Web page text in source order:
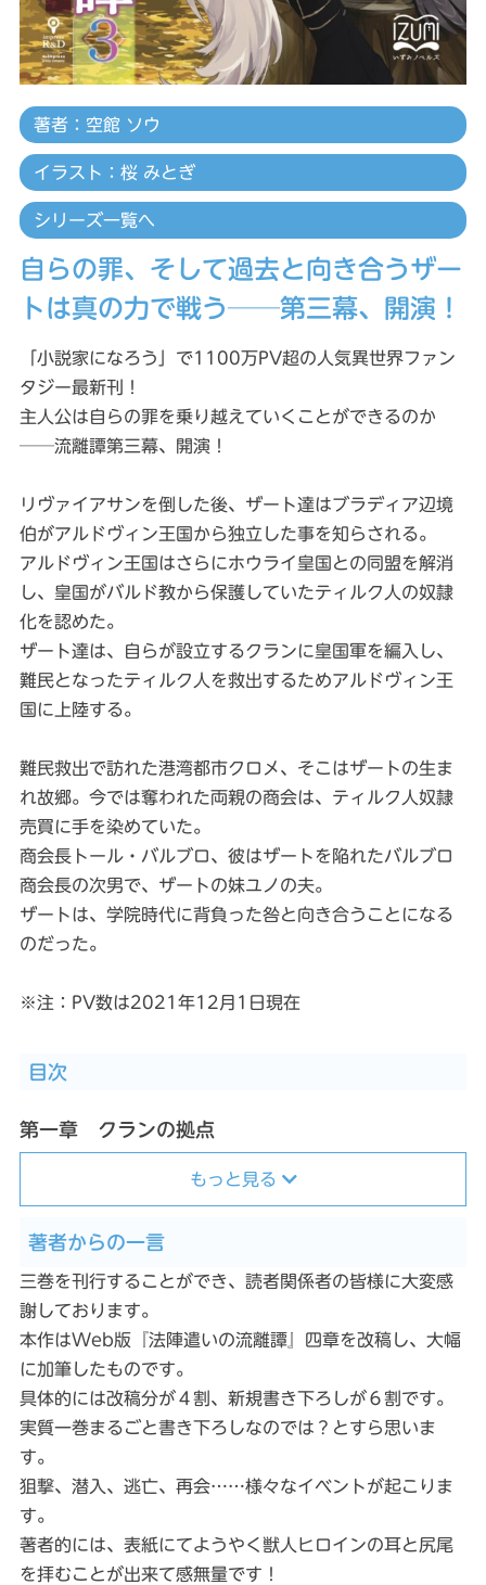
自らの罪、そして過去と向き合うザー
トは真の力で戦う──第三幕、開演！
「小説家になろう」で1100万PV超の人気異世界ファン
タジー最新刊！
主人公は自らの罪を乗り越えていくことができるのか
──流離譚第三幕、開演！
リヴァイアサンを倒した後、ザート達はブラディア辺境
伯がアルドヴィン王国から独立した事を知らされる。
アルドヴィン王国はさらにホウライ皇国との同盟を解消
し、皇国がバルド教から保護していたティルク人の奴隷
化を認めた。
ザート達は、自らが設立するクランに皇国軍を編入し、
難民となったティルク人を救出するためアルドヴィン王
国に上陸する。
難民救出で訪れた港湾都市クロメ、そこはザートの生ま
れ故郷。今では奪われた両親の商会は、ティルク人奴隷
売買に手を染めていた。
商会長トール・バルブロ、彼はザートを陥れたバルブロ
商会長の次男で、ザートの妹ユノの夫。
ザートは、学院時代に背負った咎と向き合うことになる
のだった。
※注：PV数は2021年12月1日現在
目次
第一章 クランの拠点
もっと見る
著者からの一言
三巻を刊行することができ、読者関係者の皆様に大変感
謝しております。
本作はWeb版『法陣遣いの流離譚』四章を改稿し、大幅
に加筆したものです。
具体的には改稿分が４割、新規書き下ろしが６割です。
実質一巻まるごと書き下ろしなのでは？とすら思いま
す。
狙撃、潜入、逃亡、再会……様々なイベントが起こりま
す。
著者的には、表紙にてようやく獣人ヒロインの耳と尻尾
を拝むことが出来て感無量です！
著者：空館 ソウ
イラスト：桜 みとぎ
シリーズ一覧へ